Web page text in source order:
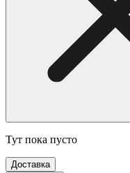
Тут пока пусто
Доставка